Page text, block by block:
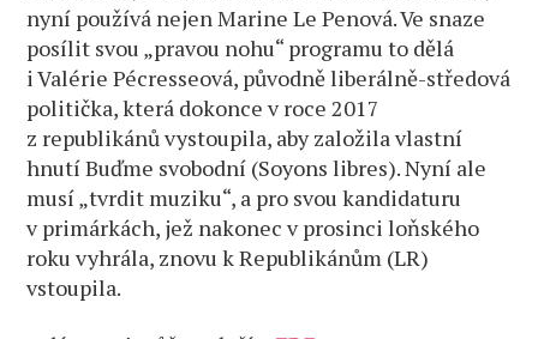
nyní používá nejen Marine Le Penová. Ve snaze
posílit svou „pravou nohu“ programu to dělá
i Valérie Pécresseová, původně liberálně-středová
politička, která dokonce v roce 2017
z republikánů vystoupila, aby založila vlastní
hnutí Buďme svobodní (Soyons libres). Nyní ale
musí „tvrdit muziku“, a pro svou kandidaturu
v primárkách, jež nakonec v prosinci loňského
roku vyhrála, znovu k Republikánům (LR)
vstoupila.